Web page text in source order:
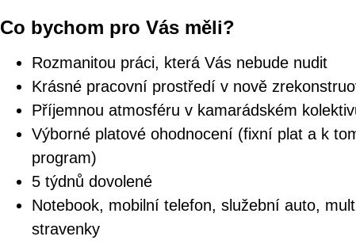
Co bychom pro Vás měli?
Rozmanitou práci, která Vás nebude nudit
Krásné pracovní prostředí v nově
Příjemnou atmosféru v kamarádském
Výborné platové ohodnocení (fixní plat a k
program)
5 týdnů dovolené
Notebook, mobilní telefon, služební auto,
stravenky